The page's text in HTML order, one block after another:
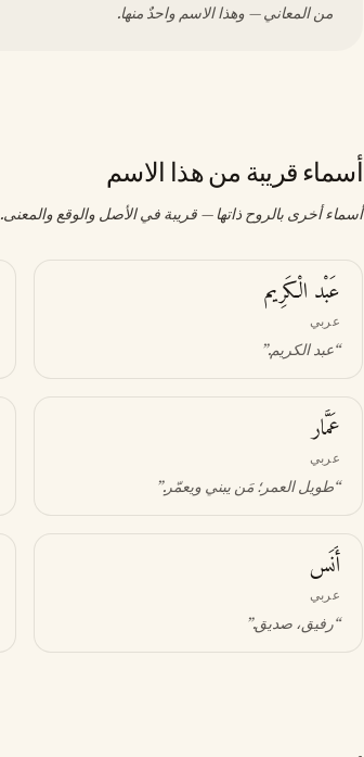
من المعاني — وهذا الاسم واحدٌ منها.
أسماء قريبة من هذا الاسم
أسماء أخرى بالروح ذاتها — قريبة في الأصل والوقع والمعنى.
عَبْد الْكَرِيم
عربي
“عبد الكريم.”
عَمَّار
عربي
“طويل العمر؛ مَن يبني ويعمّر.”
أَنَس
عربي
“رفيق، صديق.”